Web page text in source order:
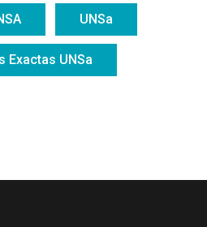
UNSa
Exactas UNSa